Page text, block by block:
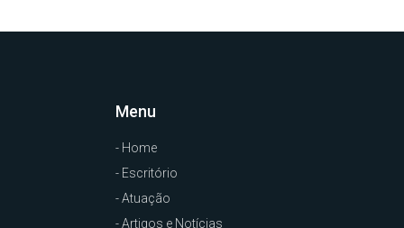
Menu
- Home
- Escritório
- Atuação
- Artigos e Notícias